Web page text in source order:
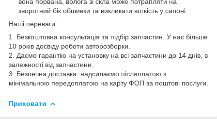
зворотний бік обшивки та викликати вогкість у салоні.
Наші переваги:
1. Безкоштовна консультація та підбір запчастин. У нас більше
10 років досвіду роботи авторозборки.
2. Даємо гарантію на установку на всі запчастини до 14 днів, в
залежності від запчастини.
3. Безпечна доставка: надсилаємо післяплатою з
мінімальною передоплатою на карту ФОП за поштові послуги.
Приховати